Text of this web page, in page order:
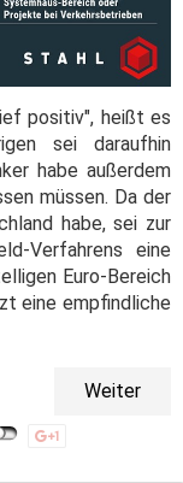
positiv", heißt es
sei daraufhin
habe außerdem
müssen. Da der
habe, sei zur
Verfahrens eine
Euro-Bereich
eine empfindliche
Weiter